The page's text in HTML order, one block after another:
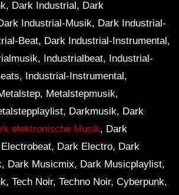
Dark Industrial, Dark
Industrial-Musik, Dark Industrial-
Beat, Dark Industrial-Instrumental,
Industrialbeat, Industrial-
Industrial-Instrumental,
Metalstepmusik,
Darkmusik, Dark
elektronische Musik, Dark
Dark Electro, Dark
Dark Musicmix, Dark Musicplaylist,
Tech Noir, Techno Noir, Cyberpunk,